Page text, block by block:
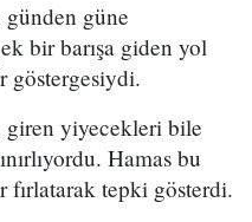
günden güne
bir barışa giden yol
göstergesiydi.
giren yiyecekleri bile
Hamas bu
fırlatarak tepki gösterdi.